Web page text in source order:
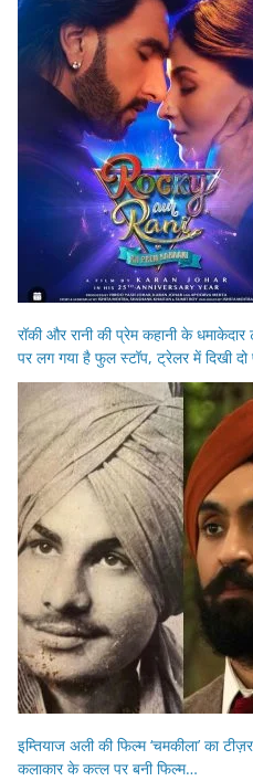
रॉकी और रानी की प्रेम कहानी के
पर लग गया है फुल स्टॉप, ट्रेलर में दिखी दो
इम्तियाज अली की फिल्म ‘चमकीला’ का
कलाकार के कत्ल पर बनी फिल्म…